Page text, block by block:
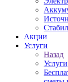
Акции
Услуги
Назад
Услуги